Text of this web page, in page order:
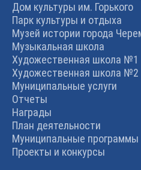
Дом культуры им. Горького
Парк культуры и отдыха
Музей истории города
Музыкальная школа
Художественная школа №1
Художественная школа №2
Муниципальные услуги
Отчеты
Награды
План деятельности
Муниципальные программы
Проекты и конкурсы